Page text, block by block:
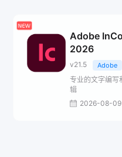
Adobe
2026
v21.5 Adobe
专业的文字编写
辑
2026-08-09